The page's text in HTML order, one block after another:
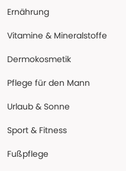
Ernährung
Vitamine & Mineralstoffe
Dermokosmetik
Pflege für den Mann
Urlaub & Sonne
Sport & Fitness
Fußpflege